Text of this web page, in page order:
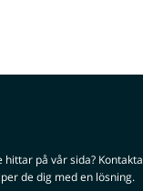
på vår sida? Kontakta
de dig med en lösning.